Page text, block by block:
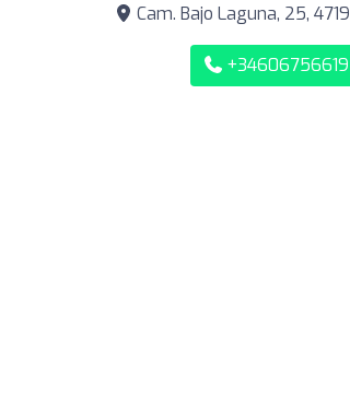
Cam. Bajo Laguna, 25,
+34606756619